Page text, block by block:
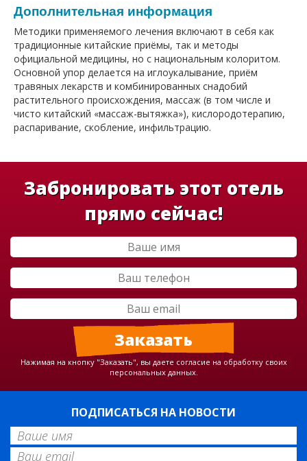
Дополнительная информация
Методики применяемого лечения включают в себя как
традиционные китайские приёмы, так и методы
официальной медицины, но с национальным колоритом.
Основной упор делается на иглоукалывание, приём
травяных лекарств и комбинированных снадобий
растительного происхождения, массаж (в том числе и
чисто китайский «массаж-вытяжка»), кислородотерапию,
распаривание, скобление, инфильтрацию.
Забронировать этот отель
прямо сейчас!
Нажимая на кнопку "Заказать", вы даете согласие на обработку своих
персональных данных.
ПОДПИСАТЬСЯ НА НОВОСТИ